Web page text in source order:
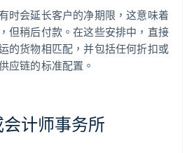
时会延长客户的净期限，这意味着
但稍后付款。在这些安排中，直接
的货物相匹配，并包括任何折扣或
应链的标准配置。
计师事务所